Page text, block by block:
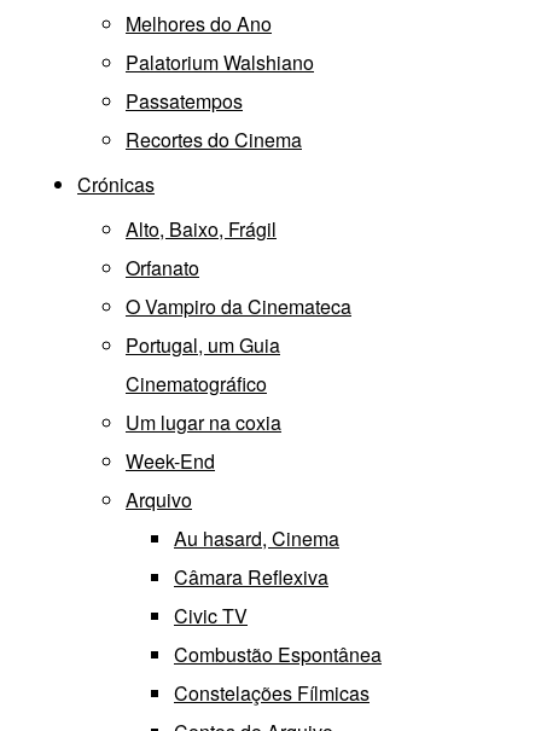
Melhores do Ano
Palatorium Walshiano
Passatempos
Recortes do Cinema
Crónicas
Alto, Baixo, Frágil
Orfanato
O Vampiro da Cinemateca
Portugal, um Guia
Cinematográfico
Um lugar na coxia
Week-End
Arquivo
Au hasard, Cinema
Câmara Reflexiva
Civic TV
Combustão Espontânea
Constelações Fílmicas